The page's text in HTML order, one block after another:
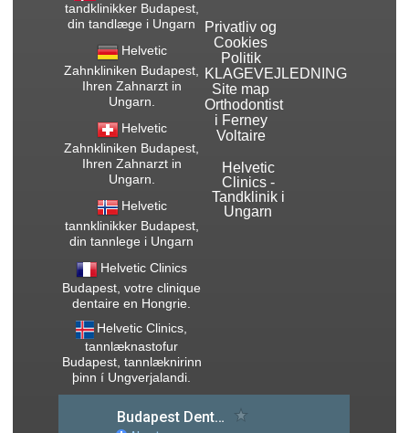
tandklinikker Budapest,
din tandlæge i Ungarn
Helvetic
Zahnkliniken Budapest,
Ihren Zahnarzt in
Ungarn.
Helvetic
Zahnkliniken Budapest,
Ihren Zahnarzt in
Ungarn.
Helvetic
tannklinikker Budapest,
din tannlege i Ungarn
Helvetic Clinics
Budapest, votre clinique
dentaire en Hongrie.
Helvetic Clinics,
tannlæknastofur
Budapest, tannlæknirinn
þinn í Ungverjalandi.
Privatliv og
Cookies
Politik
KLAGEVEJLEDNING
Site map
Orthodontist
i Ferney
Voltaire
Helvetic
Clinics -
Tandklinik i
Ungarn